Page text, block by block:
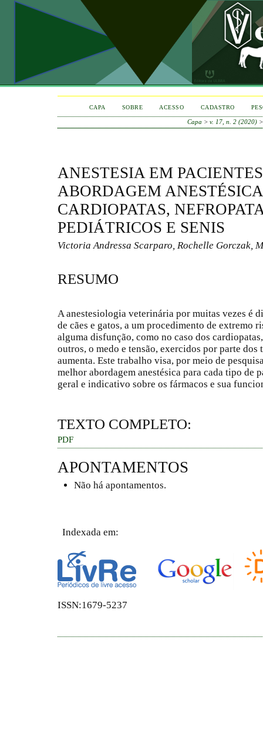
CAPA SOBRE ACESSO CADASTRO
Capa >v. 17, n. 2 (2020)
ANESTESIA EM
ABORDAGEM
CARDIOPATAS,
PEDIÁTRICOS E SENIS
Victoria Andressa Scarparo, Rochelle Gorczak,
RESUMO
A anestesiologia veterinária por muitas vezes é
de cães e gatos, a um procedimento de extremo
alguma disfunção, como no caso dos
outros, o medo e tensão, exercidos por parte
aumenta. Este trabalho visa, por meio de
melhor abordagem anestésica para cada tipo de
geral e indicativo sobre os fármacos e sua
TEXTO COMPLETO:
PDF
APONTAMENTOS
Não há apontamentos.
Indexada em:
ISSN:1679-5237